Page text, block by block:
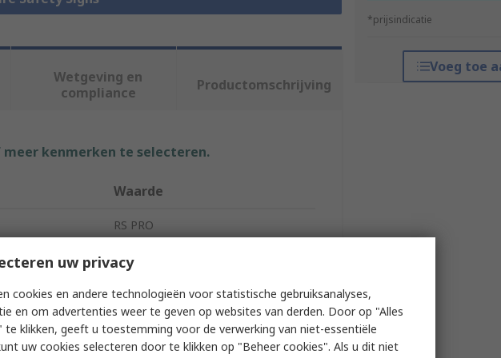
*prijsindicatie
Voeg toe
Wetgeving en
compliance
Productomschrijving
kenmerken te selecteren.
Waarde
RS PRO
Fire Alarm Call Point Label
Fire Safety Sign
Fire Alarm Call Point
uw privacy
cookies en andere technologieën voor statistische gebruiksanalyses,
en om advertenties weer te geven op websites van derden. Door op "Alles
te klikken, geeft u toestemming voor de verwerking van niet-essentiële
uw cookies selecteren door te klikken op "Beheer cookies". Als u dit niet